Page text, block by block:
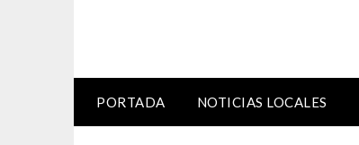
PORTADA NOTICIAS LOCALES